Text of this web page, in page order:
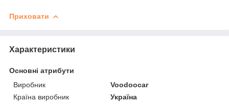
Приховати
Характеристики
Основні атрибути
Виробник
Voodoocar
Країна виробник
Україна